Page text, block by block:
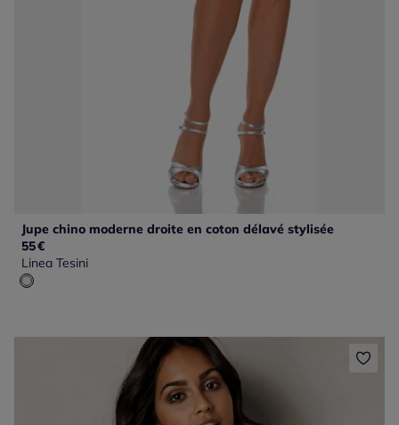
Jupe chino moderne droite en coton délavé stylisée
55€
Linea Tesini